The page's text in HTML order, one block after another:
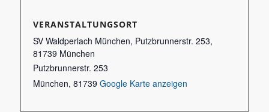
VERANSTALTUNGSORT
SV Waldperlach München, Putzbrunnerstr. 253,
81739 München
Putzbrunnerstr. 253
München, 81739 Google Karte anzeigen